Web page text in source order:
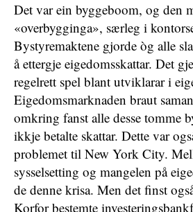
Det var ein byggeboom, og den
«overbygginga», særleg i
Bystyremaktene gjorde òg alle
å ettergje eigedomsskattar. Det
regelrett spel blant utviklarar i
Eigedomsmarknaden braut
omkring fanst alle desse tomme
ikkje betalte skattar. Dette var
problemet til New York City.
sysselsetting og mangelen på
de denne krisa. Men det finst
Korfor bestemte